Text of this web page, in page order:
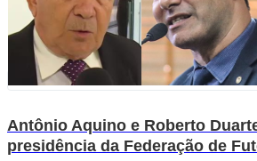
Antônio Aquino e Roberto
presidência da Federação de